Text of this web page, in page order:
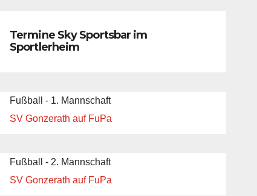
Termine Sky Sportsbar im
Sportlerheim
Fußball - 1. Mannschaft
SV Gonzerath auf FuPa
Fußball - 2. Mannschaft
SV Gonzerath auf FuPa